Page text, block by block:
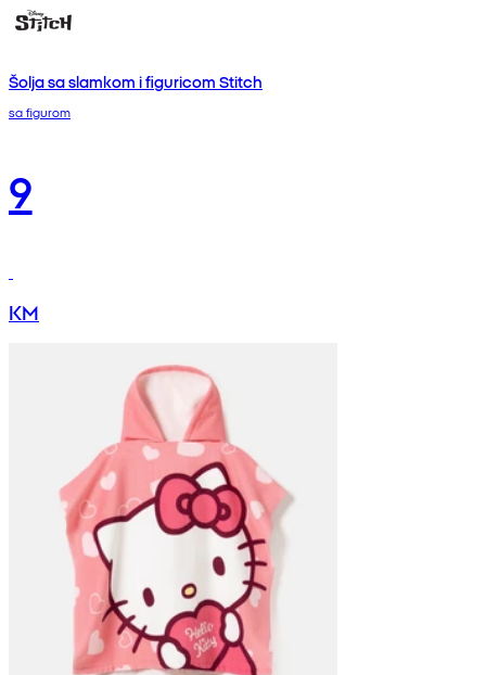
Šolja sa slamkom i figuricom Stitch
sa figurom
9
KM